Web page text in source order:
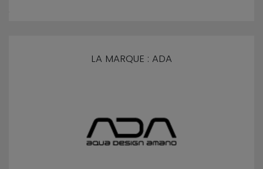
LA MARQUE : ADA